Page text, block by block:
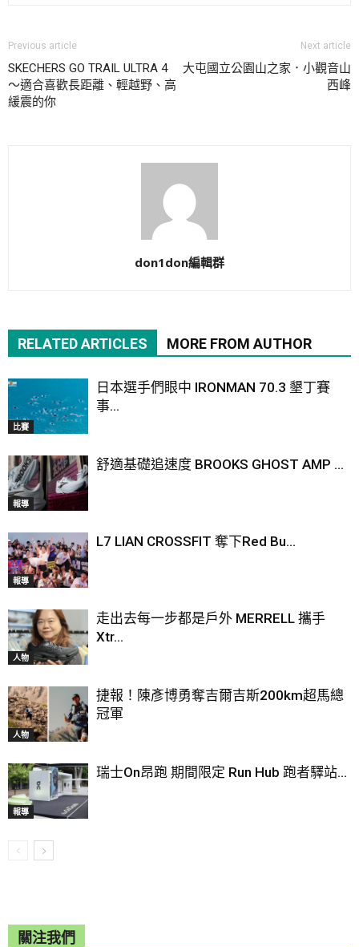
Previous article
SKECHERS GO TRAIL ULTRA 4
～適合喜歡長距離、輕越野、高
緩震的你
Next article
大屯國立公園山之家．小觀音山
西峰
don1don編輯群
RELATED ARTICLES MORE FROM AUTHOR
比賽
日本選手們眼中 IRONMAN 70.3 墾丁賽
事...
報導
舒適基礎追速度 BROOKS GHOST AMP ...
報導
L7 LIAN CROSSFIT 奪下Red Bu...
人物
走出去每一步都是戶外 MERRELL 攜手
Xtr...
人物
捷報！陳彥博勇奪吉爾吉斯200km超馬總
冠軍
報導
瑞士On昂跑 期間限定 Run Hub 跑者驛站...
關注我們